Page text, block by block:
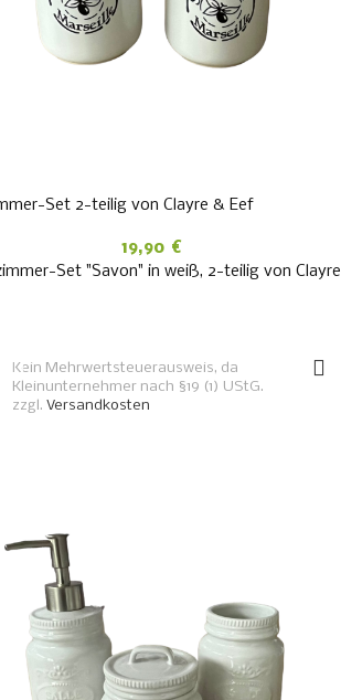
Set 2-teilig von Clayre & Eef
19,90 €
Set "Savon" in weiß, 2-teilig von Clayre
Kein Mehrwertsteuerausweis, da
Kleinunternehmer nach §19 (1) UStG.
zzgl. Versandkosten